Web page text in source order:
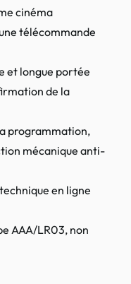
cinéma
télécommande
et longue portée
de la
programmation,
mécanique anti-
en ligne
AAA/LR03, non